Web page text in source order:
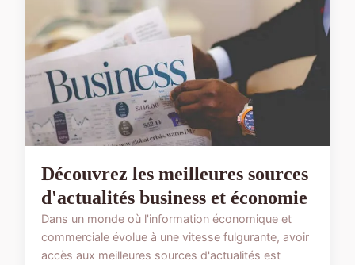
Découvrez les meilleures sources
d'actualités business et économie
Dans un monde où l'information économique et
commerciale évolue à une vitesse fulgurante, avoir
accès aux meilleures sources d'actualités est